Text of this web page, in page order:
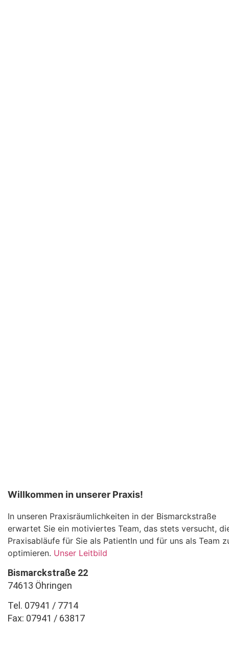
Willkommen in unserer Praxis!
In unseren Praxisräumlichkeiten in der Bismarckstraße
erwartet Sie ein motiviertes Team, das stets versucht,
Praxisabläufe für Sie als PatientIn und für uns als Team
optimieren. Unser Leitbild
Bismarckstraße 22
74613 Öhringen
Tel. 07941 / 7714
Fax: 07941 / 63817